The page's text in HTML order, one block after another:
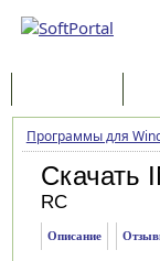
Программы для
Скачать
RC
Описание